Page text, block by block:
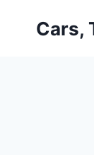
Cars,